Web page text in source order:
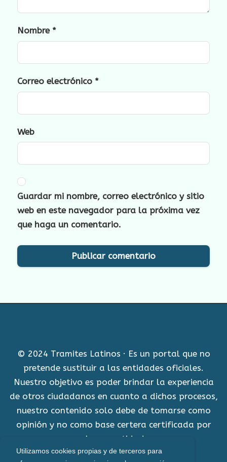
Nombre *
Correo electrónico *
Web
Guardar mi nombre, correo electrónico y sitio
web en este navegador para la próxima vez
que haga un comentario.
© 2024 Tramites Latinos · Es un portal que no
pretende sustituir a las entidades oficiales.
Nuestro objetivo es poder brindar la experiencia
de otros ciudadanos en cuanto a dichos procesos,
nuestro contenido solo debe de tomarse como
opinión y no como base certera certificada por
alguna entidad.
Aviso Legal
Utilizamos cookies propias y de terceros para